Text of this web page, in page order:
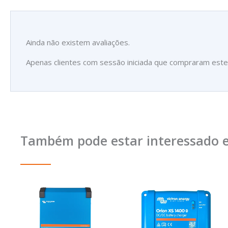
Ainda não existem avaliações.
Apenas clientes com sessão iniciada que compraram
Também pode estar interessado